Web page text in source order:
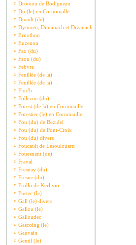
¤ Droniou de Bodigneau
¤ Du (le) en Cornouaille
¤ Duault (de)
¤ Dymoen, Dimanach et Divanach
¤ Ernothon
¤ Euzenou
¤ Fao (du)
¤ Faou (du)
¤ Febvre
¤ Feuillée (de la)
¤ Feuillée (de la)
¤ Floc'h
¤ Follezou (du)
¤ Forest (de la) en Cornouaille
¤ Forestier (le) en Cornouaille
¤ Fou (du) de Bezidel
¤ Fou (du) de Pont-Croix
¤ Fou (du) divers
¤ Foucault de Lesoulouarn
¤ Fouesnant (de)
¤ Fraval
¤ Fresnay (du)
¤ Fresne (du)
¤ Frollo de Kerlivio
¤ Fustec (le)
¤ Gall (le) divers
¤ Gallou (le)
¤ Galloudec
¤ Gascoing (le)
¤ Gauvain
¤ Gentil (le)